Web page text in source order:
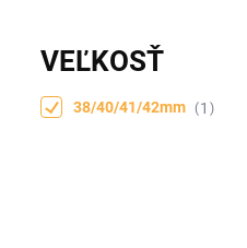
VEĽKOSŤ
38/40/41/42mm 1